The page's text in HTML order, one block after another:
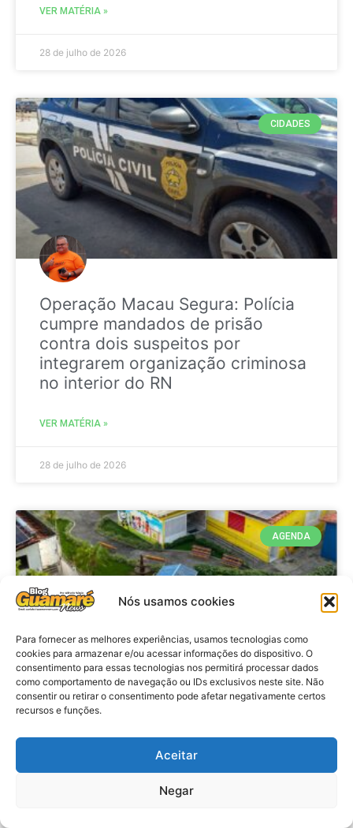
Nós usamos cookies
Para fornecer as melhores experiências, usamos tecnologias como
cookies para armazenar e/ou acessar informações do dispositivo. O
consentimento para essas tecnologias nos permitirá processar dados
como comportamento de navegação ou IDs exclusivos neste site. Não
consentir ou retirar o consentimento pode afetar negativamente certos
recursos e funções.
Aceitar
Negar
VER MATÉRIA »
28 de julho de 2026
CIDADES
Operação Macau Segura: Polícia
cumpre mandados de prisão
contra dois suspeitos por
integrarem organização criminosa
no interior do RN
VER MATÉRIA »
28 de julho de 2026
AGENDA
Agenda: 10ª Mostra Pedagógica
da Casa Durval Paiva acontecerá
nesta quarta-feira (29)